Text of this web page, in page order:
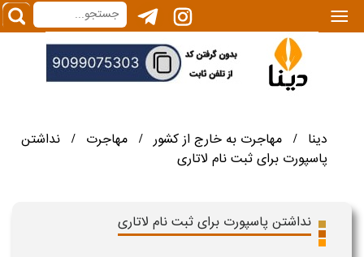
|||
دینا / مهاجرت به خارج از کشور / مهاجرت /
نداشتن
پاسپورت برای ثبت نام لاتاری
نداشتن پاسپورت برای ثبت نام لاتاری